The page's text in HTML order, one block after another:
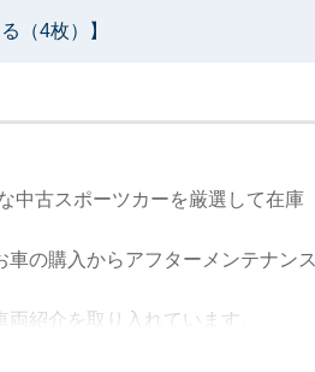
（4枚）】
中古スポーツカーを厳選して在庫
の購入からアフターメンテナンス
紹介を取り入れています。
購入できるように細部まで紹介し